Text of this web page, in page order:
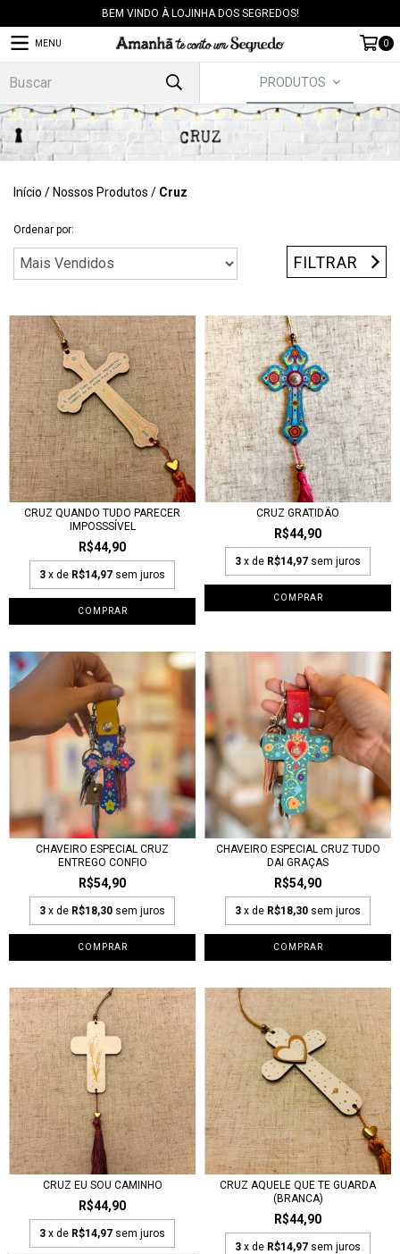
BEM VINDO À LOJINHA DOS SEGREDOS!
MENU 0
PRODUTOS
Início /Nossos Produtos / Cruz
Ordenar por:
FILTRAR
CRUZ QUANDO TUDO PARECER
IMPOSSSÍVEL
R$44,90
3 x de R$14,97 sem juros
CRUZ GRATIDÃO
R$44,90
3 x de R$14,97 sem juros
CHAVEIRO ESPECIAL CRUZ
ENTREGO CONFIO
R$54,90
3 x de R$18,30 sem juros
CHAVEIRO ESPECIAL CRUZ TUDO
DAI GRAÇAS
R$54,90
3 x de R$18,30 sem juros
CRUZ EU SOU CAMINHO
R$44,90
3 x de R$14,97 sem juros
CRUZ AQUELE QUE TE GUARDA
(BRANCA)
R$44,90
3 x de R$14,97 sem juros